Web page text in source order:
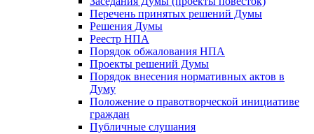
Перечень принятых решений Думы
Решения Думы
Реестр НПА
Порядок обжалования НПА
Проекты решений Думы
Порядок внесения нормативных актов в
Думу
Положение о правотворческой инициативе
граждан
Публичные слушания